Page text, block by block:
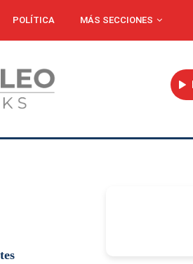
POLÍTICA MÁS SECCIONES